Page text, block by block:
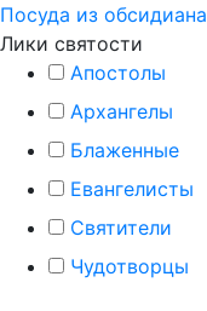
Посуда из обсидиана
Лики святости
Апостолы
Архангелы
Блаженные
Евангелисты
Святители
Чудотворцы